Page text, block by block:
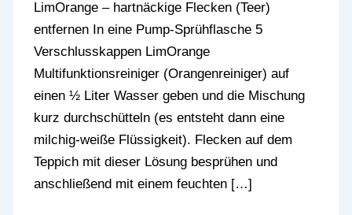
LimOrange – hartnäckige Flecken (Teer)
entfernen In eine Pump-Sprühflasche 5
Verschlusskappen LimOrange
Multifunktionsreiniger (Orangenreiniger) auf
einen ½ Liter Wasser geben und die Mischung
kurz durchschütteln (es entsteht dann eine
milchig-weiße Flüssigkeit). Flecken auf dem
Teppich mit dieser Lösung besprühen und
anschließend mit einem feuchten […]